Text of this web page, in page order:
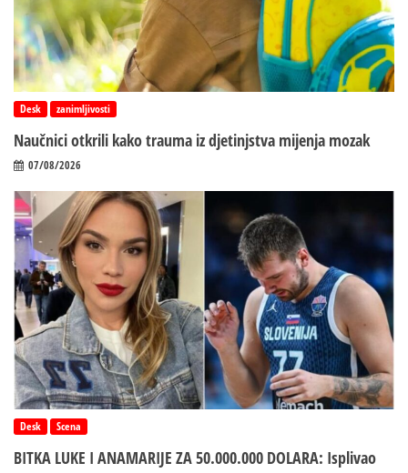
Desk zanimljivosti
Naučnici otkrili kako trauma iz d‌jetinjstva mijenja mozak
07/08/2026
Desk Scena
BITKA LUKE I ANAMARIJE ZA 50.000.000 DOLARA: Isplivao